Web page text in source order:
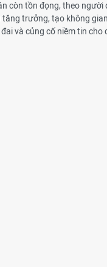
còn tồn đọng, theo người
trưởng, tạo không
và củng cố niềm tin cho